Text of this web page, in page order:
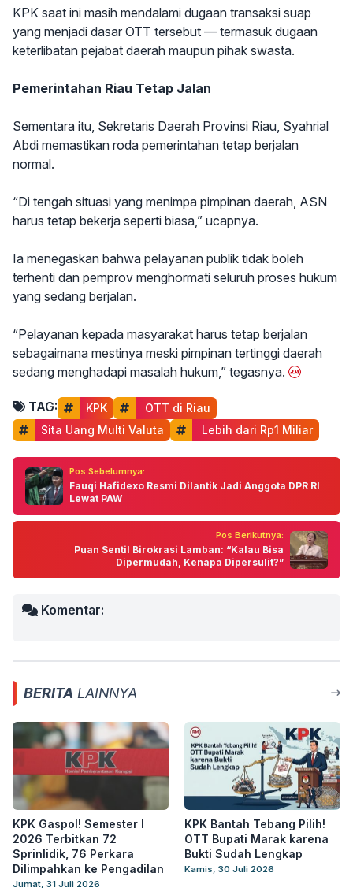
KPK saat ini masih mendalami dugaan transaksi suap
yang menjadi dasar OTT tersebut — termasuk dugaan
keterlibatan pejabat daerah maupun pihak swasta.
Pemerintahan Riau Tetap Jalan
Sementara itu, Sekretaris Daerah Provinsi Riau, Syahrial
Abdi memastikan roda pemerintahan tetap berjalan
normal.
“Di tengah situasi yang menimpa pimpinan daerah, ASN
harus tetap bekerja seperti biasa,” ucapnya.
Ia menegaskan bahwa pelayanan publik tidak boleh
terhenti dan pemprov menghormati seluruh proses hukum
yang sedang berjalan.
“Pelayanan kepada masyarakat harus tetap berjalan
sebagaimana mestinya meski pimpinan tertinggi daerah
sedang menghadapi masalah hukum,” tegasnya.
TAG: KPK
OTT di Riau
Sita Uang Multi Valuta
Lebih dari Rp1 Miliar
Pos Sebelumnya:
Fauqi Hafidexo Resmi Dilantik Jadi Anggota DPR RI
Lewat PAW
Pos Berikutnya:
Puan Sentil Birokrasi Lamban: “Kalau Bisa
Dipermudah, Kenapa Dipersulit?”
Komentar:
BERITA LAINNYA
KPK Gaspol! Semester I
2026 Terbitkan 72
Sprinlidik, 76 Perkara
Dilimpahkan ke Pengadilan
Jumat, 31 Juli 2026
KPK Bantah Tebang Pilih!
OTT Bupati Marak karena
Bukti Sudah Lengkap
Kamis, 30 Juli 2026